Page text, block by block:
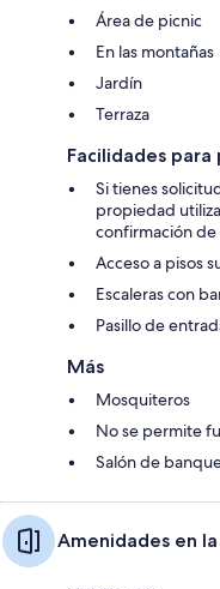
Área de picnic
En las montañas
Jardín
Terraza
Facilidades para
Si tienes
propiedad
confirmación de
Acceso a pisos
Escaleras con
Pasillo de
Más
Mosquiteros
No se permite
Salón de
Amenidades en